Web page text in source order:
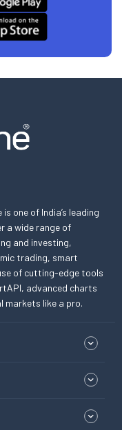
one of India’s leading
a wide range of
and investing,
trading, smart
of cutting-edge tools
advanced charts
markets like a pro.